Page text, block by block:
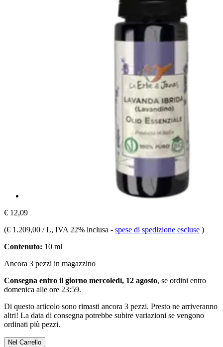
€ 12,09
(€ 1.209,00 / L, IVA 22% inclusa - spese di spedizione escluse )
Contenuto: 10 ml
Ancora 3 pezzi in magazzino
Consegna entro il giorno mercoledì, 12 agosto, se ordini entro
domenica alle ore 23:59.
Di questo articolo sono rimasti ancora 3 pezzi. Presto ne arriveranno
altri! La data di consegna potrebbe subire variazioni se vengono
ordinati più pezzi.
Nel Carrello